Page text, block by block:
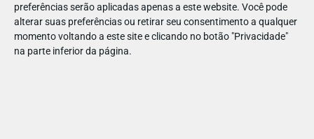
preferências serão aplicadas apenas a este website. Você pode
alterar suas preferências ou retirar seu consentimento a qualquer
momento voltando a este site e clicando no botão "Privacidade"
na parte inferior da página.